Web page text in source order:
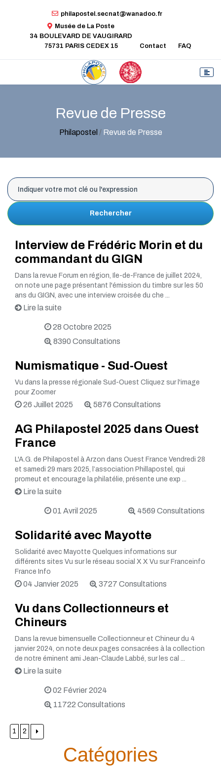
philapostel.secnat@wanadoo.fr
Musée de La Poste
34 BOULEVARD DE VAUGIRARD
75731 PARIS CEDEX 15
Contact FAQ
Revue de Presse
Philapostel / Revue de Presse
Rechercher
Interview de Frédéric Morin et du
commandant du GIGN
Dans la revue Forum en région, Ile-de-France de juillet 2024,
on note une page présentant l'émission du timbre sur les 50
ans du GIGN, avec une interview croisée du che ...
Lire la suite
28 Octobre 2025
8390 Consultations
Numismatique - Sud-Ouest
Vu dans la presse régionale Sud-Ouest Cliquez sur l'image
pour Zoomer
26 Juillet 2025 5876 Consultations
AG Philapostel 2025 dans Ouest
France
L'A.G. de Philapostel à Arzon dans Ouest France Vendredi 28
et samedi 29 mars 2025, l’association Phillapostel, qui
promeut et encourage la philatélie, présente une exp ...
Lire la suite
01 Avril 2025 4569 Consultations
Solidarité avec Mayotte
Solidarité avec Mayotte Quelques informations sur
différents sites Vu sur le réseau social X X Vu sur Franceinfo
France Info
04 Janvier 2025 3727 Consultations
Vu dans Collectionneurs et
Chineurs
Dans la revue bimensuelle Collectionneur et Chineur du 4
janvier 2024, on note deux pages consacrées à la collection
de notre éminent ami Jean-Claude Labbé, sur les cal ...
Lire la suite
02 Février 2024
11722 Consultations
1 2
Catégories